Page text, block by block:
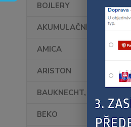
BOJLERY
AKUMULAČNÍ KAMNA
AMICA
ARISTON
BAUKNECHT, WHIRLPOOL
BEKO